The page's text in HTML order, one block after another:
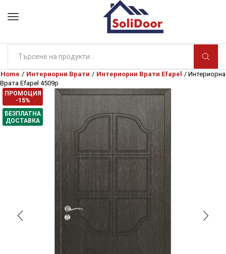
input
Home / Интериорни Врати / Интериорни Врати Efapel / Интериорна
Врата Efapel 4509p
ПРОМОЦИЯ
-15%
БЕЗПЛАТНА
ДОСТАВКА